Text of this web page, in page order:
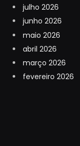
julho 2026
junho 2026
maio 2026
abril 2026
março 2026
fevereiro 2026